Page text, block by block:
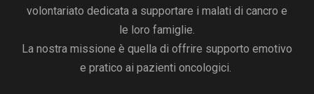
volontariato dedicata a supportare i malati di cancro e
le loro famiglie.
La nostra missione è quella di offrire supporto emotivo
e pratico ai pazienti oncologici.